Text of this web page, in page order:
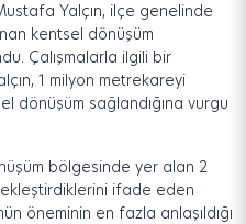
Yalçın, ilçe genelinde
kentsel dönüşüm
Çalışmalarla ilgili bir
1 milyon metrekareyi
dönüşüm sağlandığına vurgu
bölgesinde yer alan 2
ifade eden
öneminin en fazla anlaşıldığı